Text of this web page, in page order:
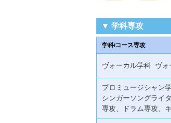
▼ 学科専攻
学科/コース専攻
ヴォーカル学科 ヴォ
プロミュージシャン
シンガーソングライ
専攻、ドラム専攻、